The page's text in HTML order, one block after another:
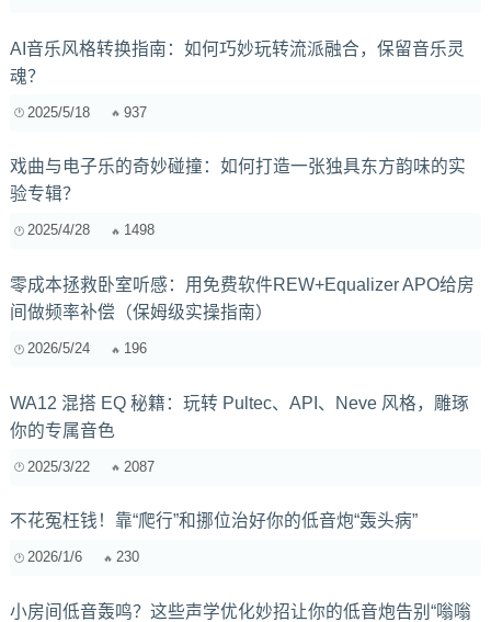
AI音乐风格转换指南：如何巧妙玩转流派融合，保留音乐灵
魂？
2025/5/18 937
戏曲与电子乐的奇妙碰撞：如何打造一张独具东方韵味的实
验专辑？
2025/4/28 1498
零成本拯救卧室听感：用免费软件REW+Equalizer APO给房
间做频率补偿（保姆级实操指南）
2026/5/24 196
WA12 混搭 EQ 秘籍：玩转 Pultec、API、Neve 风格，雕琢
你的专属音色
2025/3/22 2087
不花冤枉钱！靠“爬行”和挪位治好你的低音炮“轰头病”
2026/1/6 230
小房间低音轰鸣？这些声学优化妙招让你的低音炮告别“嗡嗡